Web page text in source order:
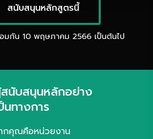
สนับสนุนหลักสูตรนี้
อมกัน 10 พฤษภาคม 2566 เป็นต้นไป
นับสนุนหลักอย่าง
นทางการ
กคุณคือหน่วยงาน